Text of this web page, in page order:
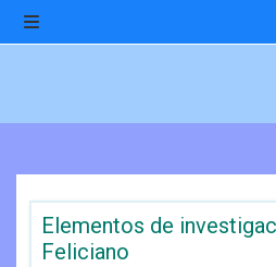
Salta al contenido principal
Panel lateral
Elementos de
Feliciano